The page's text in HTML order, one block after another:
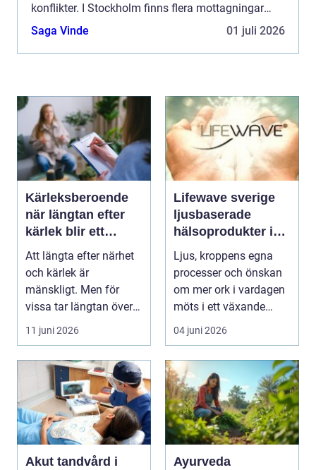
konflikter. I Stockholm finns flera mottagningar
som erbjuder professio...
Saga Vinde 01 juli 2026
Kärleksberoende
när längtan efter
kärlek blir ett
beroende
Att längta efter närhet
och kärlek är
mänskligt. Men för
vissa tar längtan över
helt. Relationer, fö...
11 juni 2026
Lifewave sverige
ljusbaserade
hälsoprodukter i
fokus
Ljus, kroppens egna
processer och önskan
om mer ork i vardagen
möts i ett växande
intresse för fotot...
04 juni 2026
Akut tandvård i
Ayurveda